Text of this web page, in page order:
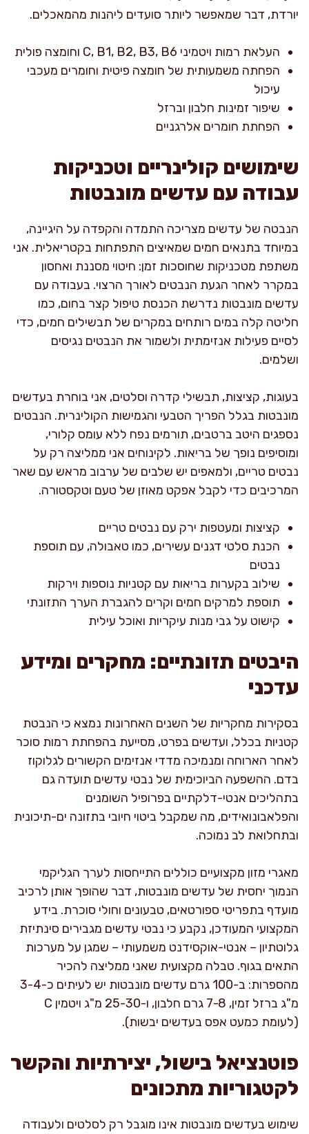
יורדת, דבר שמאפשר ליותר סועדים ליהנות מהמאכלים.
העלאת רמות ויטמיני C, B1, B2, B3, B6 וחומצה פולית
הפחתה משמעותית של חומצה פיטית וחומרים מעכבי
עיכול
שיפור זמינות חלבון וברזל
הפחתת חומרים אלרגניים
שימושים קולינריים וטכניקות
עבודה עם עדשים מונבטות
הנבטה של עדשים מצריכה התמדה והקפדה על היגיינה,
במיוחד בתנאים חמים שמאיצים התפתחות בקטריאלית. אני
משתפת מטכניקות שחוסכות זמן: חיטוי מסננת ואחסון
במקרר לאחר הגעת הנבטים לאורך הרצוי. בעבודה עם
עדשים מונבטות נדרשת הכנסת טיפול קצר בחום, כמו
חליטה קלה במים רותחים במקרים של תבשילים חמים, כדי
לסיים פעילות אנזימתית ולשמור את הנבטים נגיסים
ושלמים.
בעוגות, קציצות, תבשילי קדרה וסלטים, אני בוחרת בעדשים
מונבטות בגלל הפריך הטבעי והגמישות הקולינרית. הנבטים
נספגים היטב ברטבים, תורמים נפח ללא עומס קלורי,
ומוסיפים נופך של בריאות. לקינוחים אני ממליצה רק על
נבטים טריים, ולמאפים יש שלבים של ערבוב מראש עם שאר
המרכיבים כדי לקבל אפקט מאוזן של טעם וטקסטורה.
קציצות ומעטפות ירק עם נבטים טריים
הכנת סלטי דגנים עשירים, כמו טאבולה, עם תוספת
נבטים
שילוב בקערות בריאות עם קטניות נוספות וירקות
תוספת למרקים חמים וקרים להגברת הערך התזונתי
קישוט על גבי מנות עיקריות ואוכל עילית
היבטים תזונתיים: מחקרים ומידע
עדכני
בסקירות מחקריות של השנים האחרונות נמצא כי הנבטת
קטניות בכלל, ועדשים בפרט, מסייעת בהפחתת רמות סוכר
לאחר הארוחה ומנמיכה מדדי אנזימים הקשורים לגלוקוז
בדם. ההשפעה הביוכימית של נבטי עדשים תועדה גם
בתהליכים אנטי-דלקתיים בפרופיל השומנים
והפלאבונואידים, מה שמקבל ביטוי חיובי בתזונה ים-תיכונית
ובתחלואת לב נמוכה.
מאגרי מזון מקצועיים כוללים התייחסות לערך הגליקמי
הנמוך יחסית של עדשים מונבטות, דבר שהופך אותן לרכיב
מועדף בתפריטי ספורטאים, טבעונים וחולי סוכרת. בידע
המקצועי המעודכן, נקבע כי נבטי עדשים מגבירים סינתיזת
גלוטתיון – אנטי-אוקסידנט משמעותי – שמגן על מערכות
התאים בגוף. טבלה מקצועית שאני ממליצה להכיר
מהספרות: ב-100 גרם עדשים מונבטות יש לעיתים כ-3-4
מ"ג ברזל זמין, 7-8 גרם חלבון, ו-25-30 מ"ג ויטמין C
(לעומת כמעט אפס בעדשים יבשות).
פוטנציאל בישול, יצירתיות והקשר
לקטגוריות מתכונים
שימוש בעדשים מונבטות אינו מוגבל רק לסלטים ולעבודה